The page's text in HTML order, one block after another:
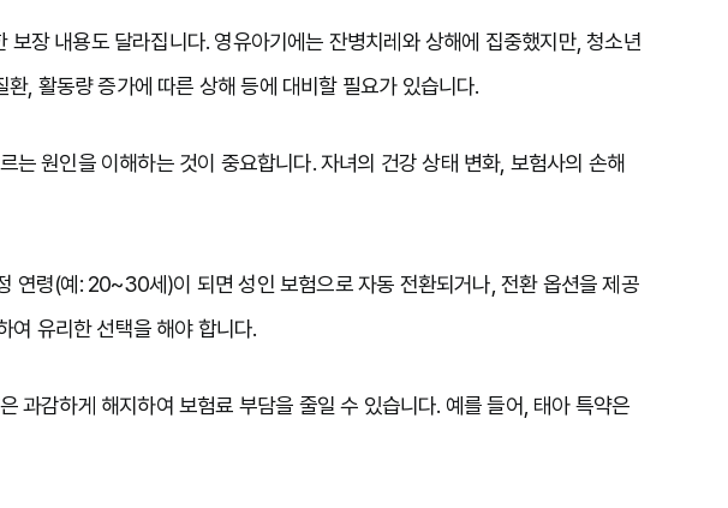
장 내용도 달라집니다. 영유아기에는 잔병치레와 상해에 집중했지만, 청소년
, 활동량 증가에 따른 상해 등에 대비할 필요가 있습니다.
는 원인을 이해하는 것이 중요합니다. 자녀의 건강 상태 변화, 보험사의 손해
연령(예: 20~30세)이 되면 성인 보험으로 자동 전환되거나, 전환 옵션을 제공
여 유리한 선택을 해야 합니다.
과감하게 해지하여 보험료 부담을 줄일 수 있습니다. 예를 들어, 태아 특약은